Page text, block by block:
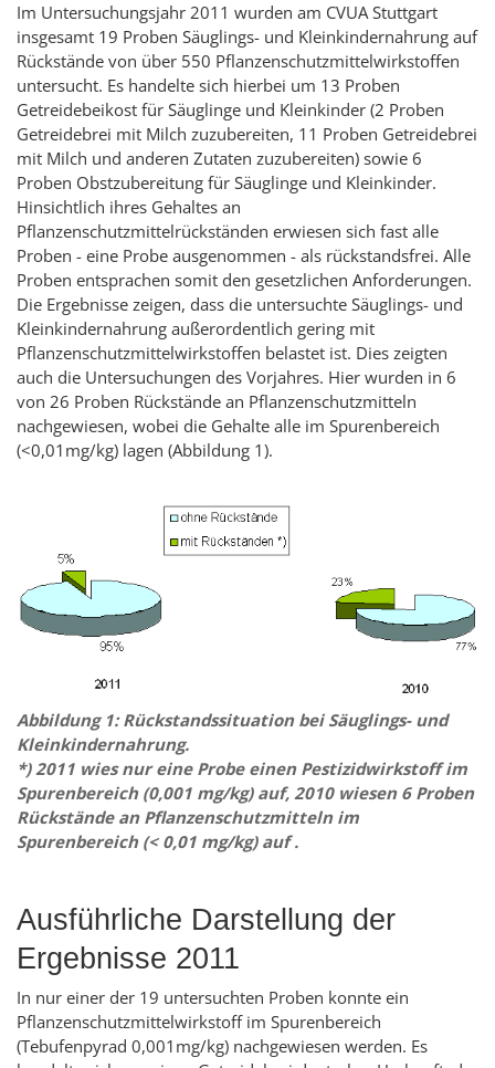
Im Untersuchungsjahr 2011 wurden am CVUA Stuttgart
insgesamt 19 Proben Säuglings- und Kleinkindernahrung auf
Rückstände von über 550 Pflanzenschutzmittelwirkstoffen
untersucht. Es handelte sich hierbei um 13 Proben
Getreidebeikost für Säuglinge und Kleinkinder (2 Proben
Getreidebrei mit Milch zuzubereiten, 11 Proben Getreidebrei
mit Milch und anderen Zutaten zuzubereiten) sowie 6
Proben Obstzubereitung für Säuglinge und Kleinkinder.
Hinsichtlich ihres Gehaltes an
Pflanzenschutzmittelrückständen erwiesen sich fast alle
Proben - eine Probe ausgenommen - als rückstandsfrei. Alle
Proben entsprachen somit den gesetzlichen Anforderungen.
Die Ergebnisse zeigen, dass die untersuchte Säuglings- und
Kleinkindernahrung außerordentlich gering mit
Pflanzenschutzmittelwirkstoffen belastet ist. Dies zeigten
auch die Untersuchungen des Vorjahres. Hier wurden in 6
von 26 Proben Rückstände an Pflanzenschutzmitteln
nachgewiesen, wobei die Gehalte alle im Spurenbereich
(<0,01mg/kg) lagen (Abbildung 1).
Abbildung 1: Rückstandssituation bei Säuglings- und
Kleinkindernahrung.
*) 2011 wies nur eine Probe einen Pestizidwirkstoff im
Spurenbereich (0,001 mg/kg) auf, 2010 wiesen 6 Proben
Rückstände an Pflanzenschutzmitteln im
Spurenbereich (< 0,01 mg/kg) auf.
Ausführliche Darstellung der
Ergebnisse 2011
In nur einer der 19 untersuchten Proben konnte ein
Pflanzenschutzmittelwirkstoff im Spurenbereich
(Tebufenpyrad 0,001mg/kg) nachgewiesen werden. Es